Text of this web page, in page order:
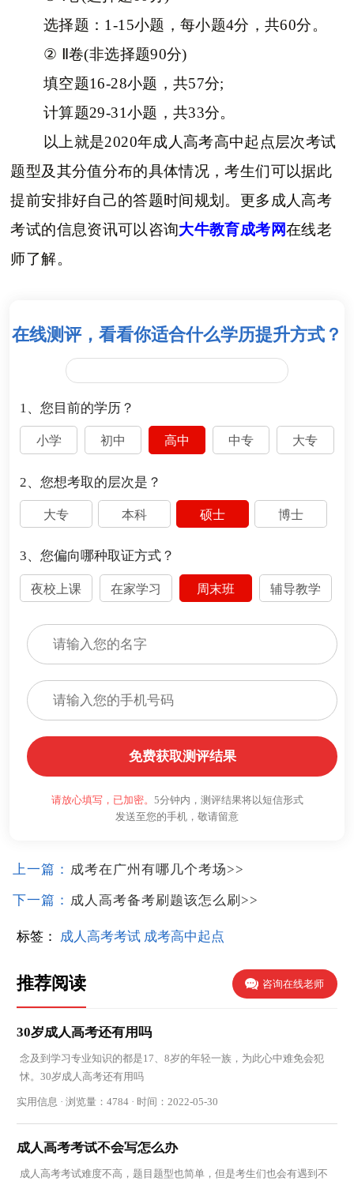
选择题：1-15小题，每小题4分，共60分。
② Ⅱ卷(非选择题90分)
填空题16-28小题，共57分;
计算题29-31小题，共33分。
以上就是2020年成人高考高中起点层次考试
题型及其分值分布的具体情况，考生们可以据此
提前安排好自己的答题时间规划。更多成人高考
考试的信息资讯可以咨询大牛教育成考网在线老
师了解。
在线测评，看看你适合什么学历提升方式？
1、您目前的学历？
小学 初中 高中 中专 大专
2、您想考取的层次是？
大专 本科 硕士 博士
3、您偏向哪种取证方式？
夜校上课 在家学习 周末班 辅导教学
免费获取测评结果
请放心填写，已加密。 5分钟内，测评结果将以短信形式
发送至您的手机，敬请留意
上一篇： 成考在广州有哪几个考场>>
下一篇： 成人高考备考刷题该怎么刷 >>
标签： 成人高考考试 成考高中起点
推荐阅读 咨询在线老师
30岁成人高考还有用吗
念及到学习专业知识的都是17、8岁的年轻一族，为此心中难免会犯
怵。30岁成人高考还有用吗
实用信息 · 浏览量：4784 · 时间：2022-05-30
成人高考考试不会写怎么办
成人高考考试难度不高，题目题型也简单，但是考生们也会有遇到不